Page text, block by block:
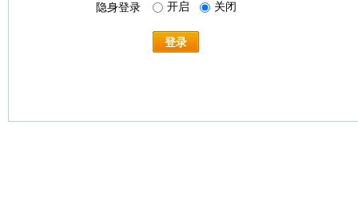
隐身登录 开启 关闭
登录